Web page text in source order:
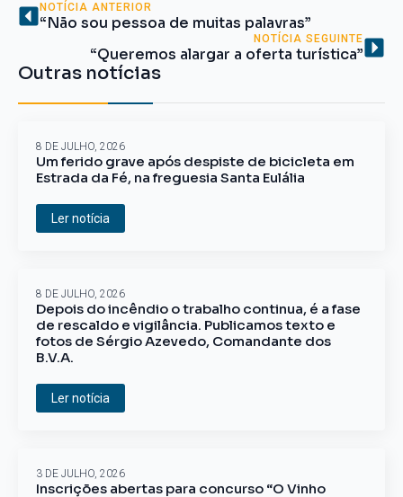
NOTÍCIA ANTERIOR
“Não sou pessoa de muitas palavras”
NOTÍCIA SEGUINTE
“Queremos alargar a oferta turística”
Outras notícias
Um ferido grave após despiste de bicicleta em
Estrada da Fé, na freguesia Santa Eulália
8 DE JULHO, 2026
Ler notícia
Depois do incêndio o trabalho continua, é a fase
de rescaldo e vigilância. Publicamos texto e
fotos de Sérgio Azevedo, Comandante dos
B.V.A.
8 DE JULHO, 2026
Ler notícia
Inscrições abertas para concurso “O Vinho
3 DE JULHO, 2026